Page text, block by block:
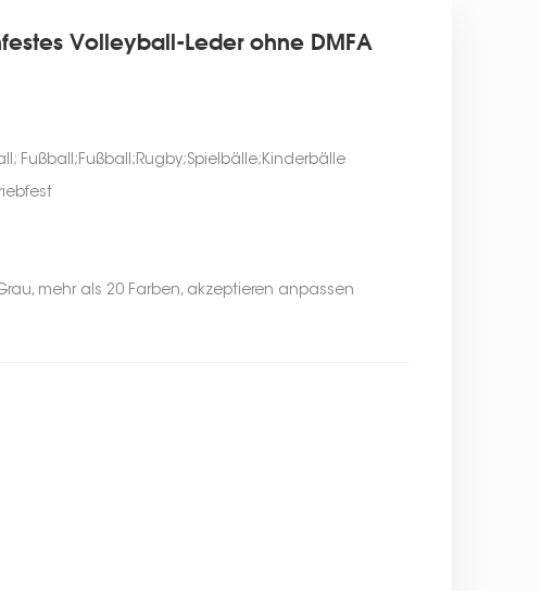
Volleyball-Leder ohne DMFA
Fußball;Fußball;Rugby;Spielbälle;Kinderbälle
mehr als 20 Farben, akzeptieren anpassen